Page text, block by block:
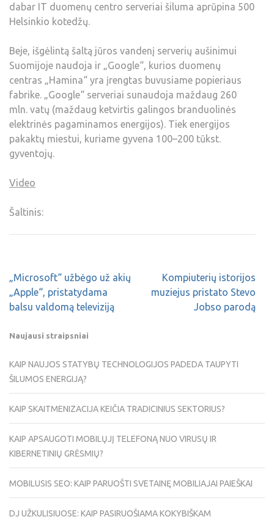
dabar IT duomenų centro serveriai šiluma aprūpina 500
Helsinkio kotedžų.
Beje, išgėlintą šaltą jūros vandenį serverių aušinimui
Suomijoje naudoja ir „Google“, kurios duomenų
centras „Hamina“ yra įrengtas buvusiame popieriaus
fabrike. „Google“ serveriai sunaudoja maždaug 260
mln. vatų (maždaug ketvirtis galingos branduolinės
elektrinės pagaminamos energijos). Tiek energijos
pakaktų miestui, kuriame gyvena 100–200 tūkst.
gyventojų.
Video
Šaltinis:
„Microsoft“ užbėgo už akių
„Apple“, pristatydama
balsu valdomą televiziją
Kompiuterių istorijos
muziejus pristato Stevo
Jobso parodą
Naujausi straipsniai
KAIP NAUJOS STATYBŲ TECHNOLOGIJOS PADEDA TAUPYTI
ŠILUMOS ENERGIJĄ?
KAIP SKAITMENIZACIJA KEIČIA TRADICINIUS SEKTORIUS?
KAIP APSAUGOTI MOBILŲJĮ TELEFONĄ NUO VIRUSŲ IR
KIBERNETINIŲ GRĖSMIŲ?
MOBILUSIS SEO: KAIP PARUOŠTI SVETAINĘ MOBILIAJAI PAIEŠKAI
DJ UŽKULISIUOSE: KAIP PASIRUOŠIAMA KOKYBIŠKAM